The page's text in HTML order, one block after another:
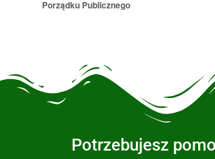
Porządku Publicznego
Potrzebujesz